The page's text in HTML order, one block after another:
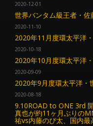
2020-12-01
世界バンタム級王者・
2020-11-10
2020年11月度環太平洋
2020-10-18
2020年10月度環太平洋
2020-09-09
2020年9月度環太平洋・
2020-08-18
9.10ROAD to ONE 3rd
真也が約11ヶ月ぶりの
祐vs内藤のび太、国内最